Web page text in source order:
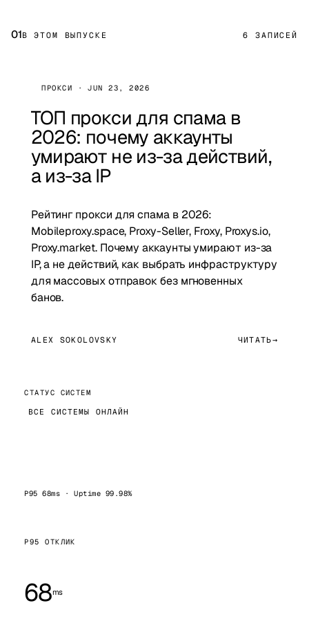
01В ЭТОМ ВЫПУСКЕ 6 ЗАПИСЕЙ
ПРОКСИ · JUN 23, 2026
ТОП прокси для спама в
2026: почему аккаунты
умирают не из-за действий,
а из-за IP
Рейтинг прокси для спама в 2026:
Mobileproxy.space, Proxy-Seller, Froxy, Proxys.io,
Proxy.market. Почему аккаунты умирают из-за
IP, а не действий, как выбрать инфраструктуру
для массовых отправок без мгновенных
банов.
ALEX SOKOLOVSKY ЧИТАТЬ→
СТАТУС СИСТЕМ
ВСЕ СИСТЕМЫ ОНЛАЙН
P95 68ms · Uptime 99.98%
P95 ОТКЛИК
68ms